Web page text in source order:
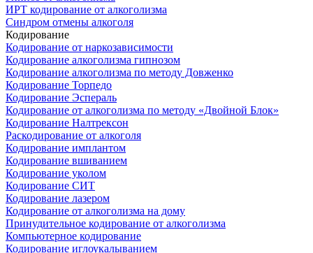
ИРТ кодирование от алкоголизма
Синдром отмены алкоголя
Кодирование
Кодирование от наркозависимости
Кодирование алкоголизма гипнозом
Кодирование алкоголизма по методу Довженко
Кодирование Торпедо
Кодирование Эспераль
Кодирование от алкоголизма по методу «Двойной Блок»
Кодирование Налтрексон
Раскодирование от алкоголя
Кодирование имплантом
Кодирование вшиванием
Кодирование уколом
Кодирование СИТ
Кодирование лазером
Кодирование от алкоголизма на дому
Принудительное кодирование от алкоголизма
Компьютерное кодирование
Кодирование иглоукалыванием